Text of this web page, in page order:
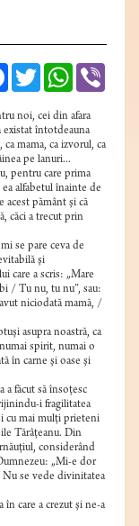
FacebookTwitterWhatsApp
noi, cei din afara
existat întotdeauna
mama, ca izvorul, ca
pe lanuri...
pentru care prima
alfabetul înainte de
pământ şi că
căci a trecut prin
se pare ceva de
şi
care a scris: „Mare
/ Tu nu, tu nu”, sau:
niciodată mamă, /
asupra noastră, ca
spirit, numai o
în carne şi oase şi
făcut să însoţesc
i fragilitatea
cu mai mulţi prieteni
Tărâţeanu. Din
considerând
„Mi-e dor
se vede divinitatea
care a crezut şi ne-a